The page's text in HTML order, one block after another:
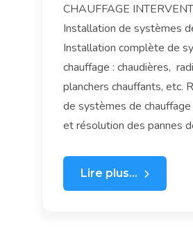
CHAUFFAGE
Installation de systèmes
Installation complète de
chauffage : chaudières,
planchers chauffants, etc.
de systèmes de
et résolution des pannes
Lire plus...